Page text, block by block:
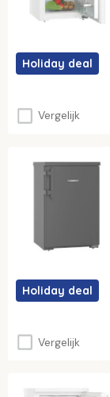
Holiday deal
Vergelijk
Holiday deal
Vergelijk